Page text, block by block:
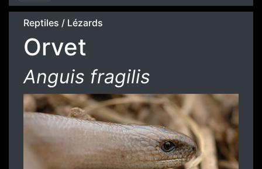
Reptiles / Lézards
Orvet
Anguis fragilis